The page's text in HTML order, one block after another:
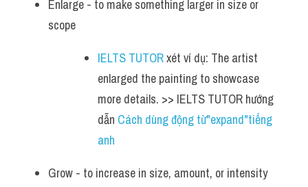
Enlarge - to make something larger in size or
scope
IELTS TUTOR xét ví dụ: The artist
enlarged the painting to showcase
more details. >> IELTS TUTOR hướng
dẫn Cách dùng động từ"expand"tiếng
anh
Grow - to increase in size, amount, or intensity